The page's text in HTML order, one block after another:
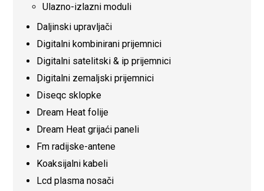
Ulazno-izlazni moduli
Daljinski upravljači
Digitalni kombinirani prijemnici
Digitalni satelitski & ip prijemnici
Digitalni zemaljski prijemnici
Diseqc sklopke
Dream Heat folije
Dream Heat grijaći paneli
Fm radijske-antene
Koaksijalni kabeli
Lcd plasma nosači